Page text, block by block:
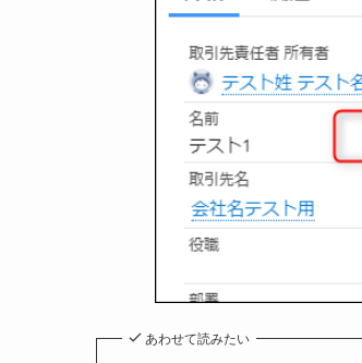
あわせて読みたい